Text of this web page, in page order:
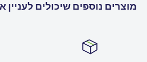
מוצרים נוספים שיכולים לעניין